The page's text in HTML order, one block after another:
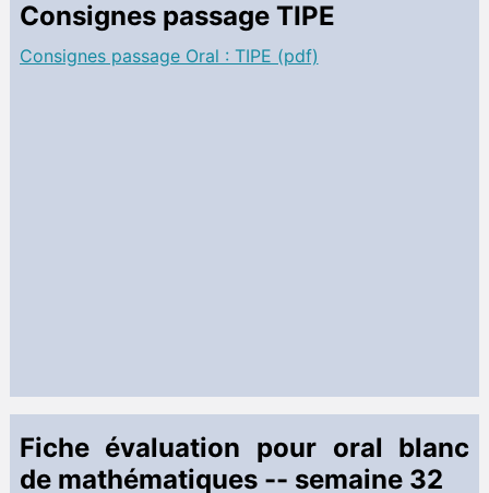
TIPE MPSI
Documents à télécharger
Informations
Consignes passage TIPE
Consignes passage Oral : TIPE (pdf)
Fiche évaluation pour oral blanc
de mathématiques -- semaine 32